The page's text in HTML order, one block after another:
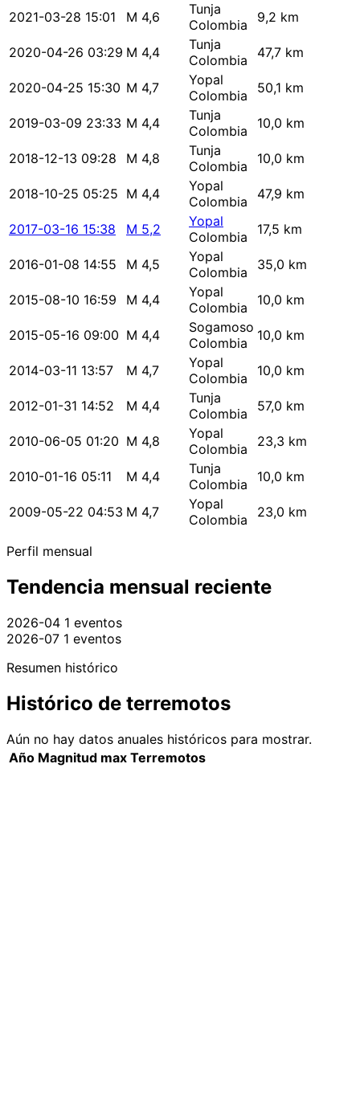
2021-03-28 15:01 M 4,6
Tunja
Colombia
9,2 km
2020-04-26 03:29 M 4,4
Tunja
Colombia
47,7 km
2020-04-25 15:30 M 4,7
Yopal
Colombia
50,1 km
2019-03-09 23:33 M 4,4
Tunja
Colombia
10,0 km
2018-12-13 09:28 M 4,8
Tunja
Colombia
10,0 km
2018-10-25 05:25 M 4,4
Yopal
Colombia
47,9 km
2017-03-16 15:38 M 5,2
Yopal
Colombia
17,5 km
2016-01-08 14:55 M 4,5
Yopal
Colombia
35,0 km
2015-08-10 16:59 M 4,4
Yopal
Colombia
10,0 km
2015-05-16 09:00 M 4,4
Sogamoso
Colombia
10,0 km
2014-03-11 13:57 M 4,7
Yopal
Colombia
10,0 km
2012-01-31 14:52 M 4,4
Tunja
Colombia
57,0 km
2010-06-05 01:20 M 4,8
Yopal
Colombia
23,3 km
2010-01-16 05:11 M 4,4
Tunja
Colombia
10,0 km
2009-05-22 04:53 M 4,7
Yopal
Colombia
23,0 km
Perfil mensual
Tendencia mensual reciente
2026-04 1 eventos
2026-07 1 eventos
Resumen histórico
Histórico de terremotos
Aún no hay datos anuales históricos para mostrar.
Año Magnitud max Terremotos